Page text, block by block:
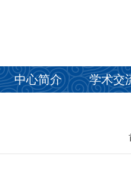
中心简介 学术交